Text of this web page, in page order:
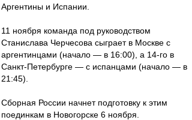
Аргентины и Испании.
11 ноября команда под руководством
Станислава Черчесова сыграет в Москве с
аргентинцами (начало — в 16:00), а 14-го в
Санкт-Петербурге — с испанцами (начало — в
21:45).
Сборная России начнет подготовку к этим
поединкам в Новогорске 6 ноября.